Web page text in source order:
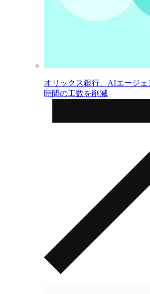
オリックス銀行、AIエージェ
時間の工数を削減